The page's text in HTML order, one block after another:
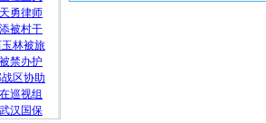
勇律师
被村干
林被旅
禁办护
区协助
巡视组
汉国保